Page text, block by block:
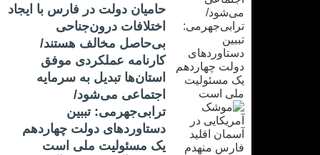
حامیان دولت در فارس با ایجاد
اختلافات درون‌جناحی
بی‌حاصل مخالف هستند/
کارنامه عملکردی موفق
استان‌ها تبدیل به سرمایه
اجتماعی می‌شود/
ترابی‌جهرمی: تببین
دستاوردهای دولت چهاردهم
یک مسئولیت ملی است